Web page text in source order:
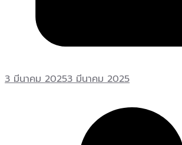
3 มีนาคม 20253 มีนาคม 2025